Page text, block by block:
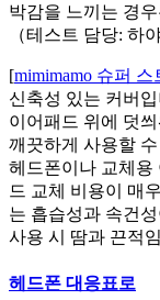
박감을 느끼는 경
（테스트 담당: 하
[mimimamo 슈퍼
신축성 있는 커버
이어패드 위에 덧
깨끗하게 사용할
헤드폰이나 교체용
드 교체 비용이 매
는 흡습성과 속건
사용 시 땀과 끈적
헤드폰 대응표로